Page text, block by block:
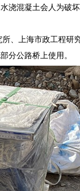
浇混凝土会人为破
、上海市政工程研
分公路桥上使用。